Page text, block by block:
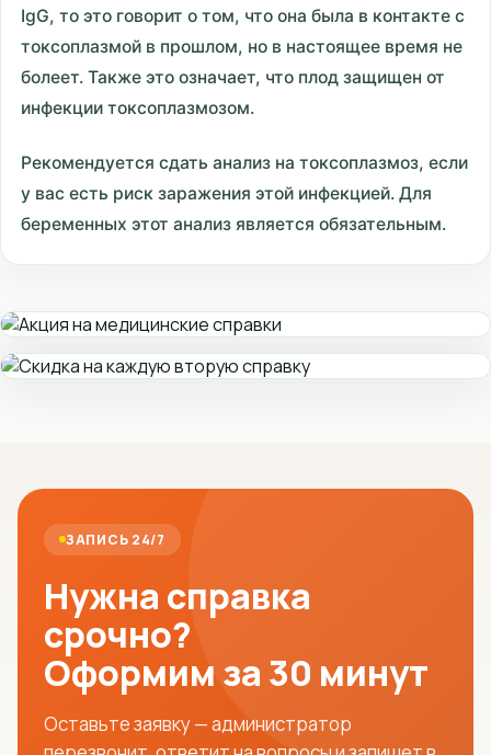
IgG, то это говорит о том, что она была в контакте с
токсоплазмой в прошлом, но в настоящее время не
болеет. Также это означает, что плод защищен от
инфекции токсоплазмозом.
Рекомендуется сдать анализ на токсоплазмоз, если
у вас есть риск заражения этой инфекцией. Для
беременных этот анализ является обязательным.
ЗАПИСЬ 24/7
Нужна справка
срочно?
Оформим за 30 минут
Оставьте заявку — администратор